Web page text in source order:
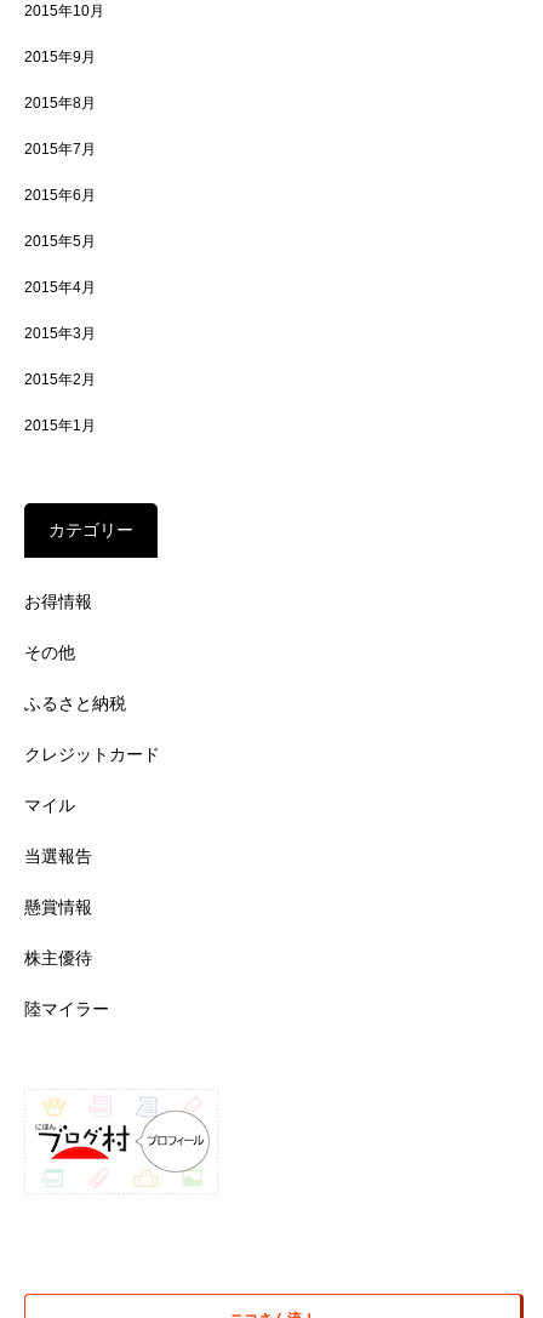
2015年10月
2015年9月
2015年8月
2015年7月
2015年6月
2015年5月
2015年4月
2015年3月
2015年2月
2015年1月
カテゴリー
お得情報
その他
ふるさと納税
クレジットカード
マイル
当選報告
懸賞情報
株主優待
陸マイラー